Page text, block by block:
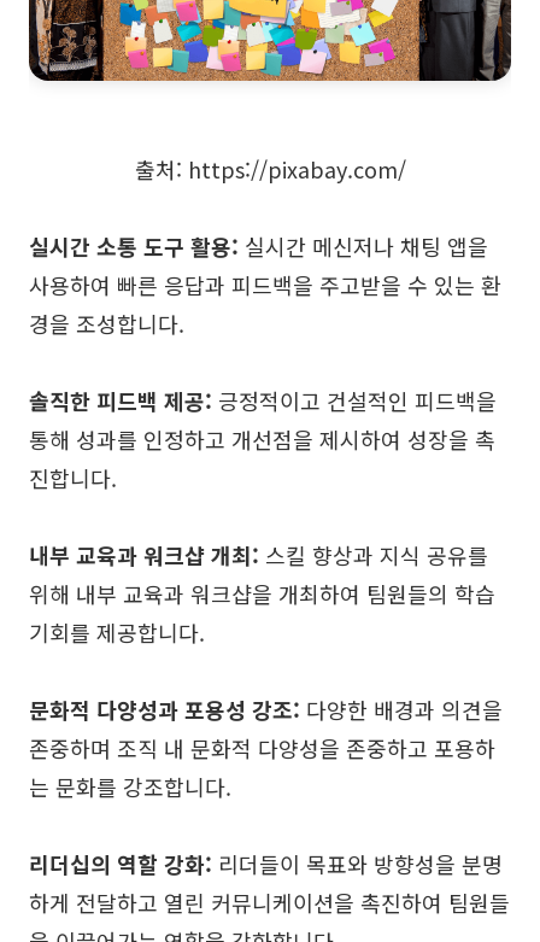
출처: https://pixabay.com/
실시간 소통 도구 활용: 실시간 메신저나 채팅 앱을
사용하여 빠른 응답과 피드백을 주고받을 수 있는 환
경을 조성합니다.
솔직한 피드백 제공: 긍정적이고 건설적인 피드백을
통해 성과를 인정하고 개선점을 제시하여 성장을 촉
진합니다.
내부 교육과 워크샵 개최: 스킬 향상과 지식 공유를
위해 내부 교육과 워크샵을 개최하여 팀원들의 학습
기회를 제공합니다.
문화적 다양성과 포용성 강조: 다양한 배경과 의견을
존중하며 조직 내 문화적 다양성을 존중하고 포용하
는 문화를 강조합니다.
리더십의 역할 강화: 리더들이 목표와 방향성을 분명
하게 전달하고 열린 커뮤니케이션을 촉진하여 팀원들